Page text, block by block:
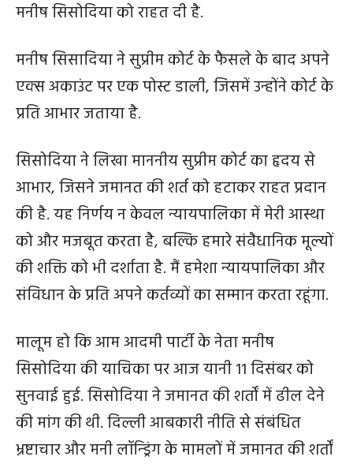
मनीष सिसोदिया को राहत दी है.
मनीष सिसादिया ने सुप्रीम कोर्ट के फैसले के बाद अपने
एक्स अकाउंट पर एक पोस्ट डाली, जिसमें उन्होंने कोर्ट के
प्रति आभार जताया है.
सिसोदिया ने लिखा माननीय सुप्रीम कोर्ट का हृदय से
आभार, जिसने जमानत की शर्त को हटाकर राहत प्रदान
की है. यह निर्णय न केवल न्यायपालिका में मेरी आस्था
को और मजबूत करता है, बल्कि हमारे संवैधानिक मूल्यों
की शक्ति को भी दर्शाता है. मैं हमेशा न्यायपालिका और
संविधान के प्रति अपने कर्तव्यों का सम्मान करता रहूंगा.
मालूम हो कि आम आदमी पार्टी के नेता मनीष
सिसोदिया की याचिका पर आज यानी 11 दिसंबर को
सुनवाई हुई. सिसोदिया ने जमानत की शर्तों में ढील देने
की मांग की थी. दिल्ली आबकारी नीति से संबंधित
भ्रष्टाचार और मनी लॉन्ड्रिंग के मामलों में जमानत की शर्तों